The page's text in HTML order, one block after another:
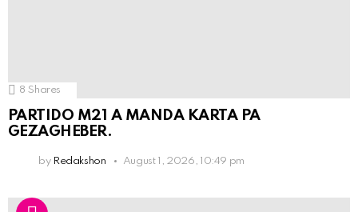
8 Shares
PARTIDO M21 A MANDA KARTA PA
GEZAGHEBER.
by Redakshon August 1, 2026, 10:49 pm